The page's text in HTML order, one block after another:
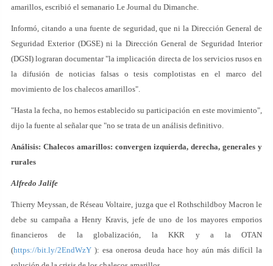
amarillos, escribió el semanario Le Journal du Dimanche.
Informó, citando a una fuente de seguridad, que ni la Dirección General de
Seguridad Exterior (DGSE) ni la Dirección General de Seguridad Interior
(DGSI) lograran documentar "la implicación directa de los servicios rusos en
la difusión de noticias falsas o tesis complotistas en el marco del
movimiento de los chalecos amarillos".
"Hasta la fecha, no hemos establecido su participación en este movimiento",
dijo la fuente al señalar que "no se trata de un análisis definitivo.
Análisis: Chalecos amarillos: convergen izquierda, derecha, generales y
rurales
Alfredo Jalife
Thierry Meyssan, de Réseau Voltaire, juzga que el Rothschildboy Macron le
debe su campaña a Henry Kravis, jefe de uno de los mayores emporios
financieros de la globalización, la KKR y a la OTAN
(https://bit.ly/2EndWzY ): esa onerosa deuda hace hoy aún más difícil la